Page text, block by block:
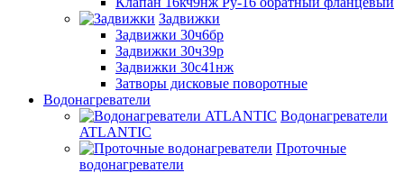
Задвижки
Задвижки 30ч6бр
Задвижки 30ч39р
Задвижки 30с41нж
Затворы дисковые поворотные
Водонагреватели
Водонагреватели
ATLANTIC
Проточные
водонагреватели